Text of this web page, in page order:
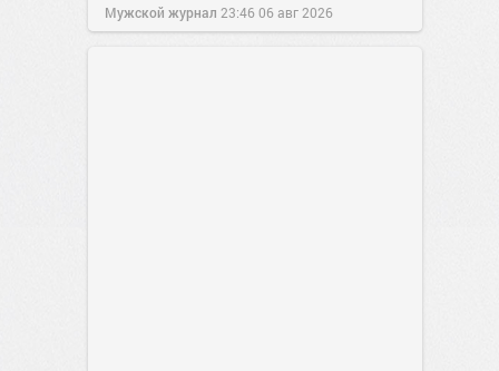
Мужской журнал 23:4606 авг 2026